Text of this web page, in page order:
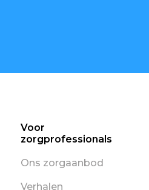
Voor
zorgprofessionals
Ons zorgaanbod
Verhalen